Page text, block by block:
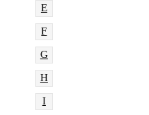
E
F
G
H
I